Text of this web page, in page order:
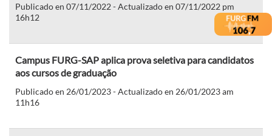
Publicado en 07/11/2022 - Actualizado en 07/11/2022 pm
16h12
Campus FURG-SAP aplica prova seletiva para candidatos
aos cursos de graduação
Publicado en 26/01/2023 - Actualizado en 26/01/2023 am
11h16